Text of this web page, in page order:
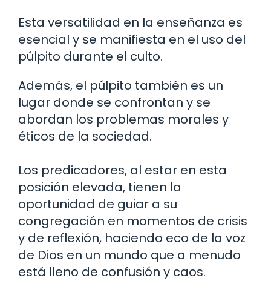
Esta versatilidad en la enseñanza es
esencial y se manifiesta en el uso del
púlpito durante el culto.
Además, el púlpito también es un
lugar donde se confrontan y se
abordan los problemas morales y
éticos de la sociedad.
Los predicadores, al estar en esta
posición elevada, tienen la
oportunidad de guiar a su
congregación en momentos de crisis
y de reflexión, haciendo eco de la voz
de Dios en un mundo que a menudo
está lleno de confusión y caos.